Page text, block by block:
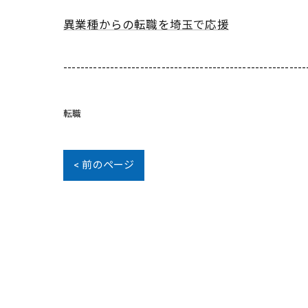
異業種からの転職を埼玉で応援
転職
< 前のページ